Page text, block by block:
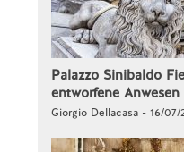
Palazzo Sinibaldo
entworfene
Giorgio Dellacasa - 16/07/